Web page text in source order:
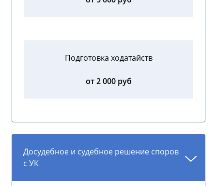
Подготовка ходатайств
от 2 000 руб
Досудебное и судебное решение споров
с УК